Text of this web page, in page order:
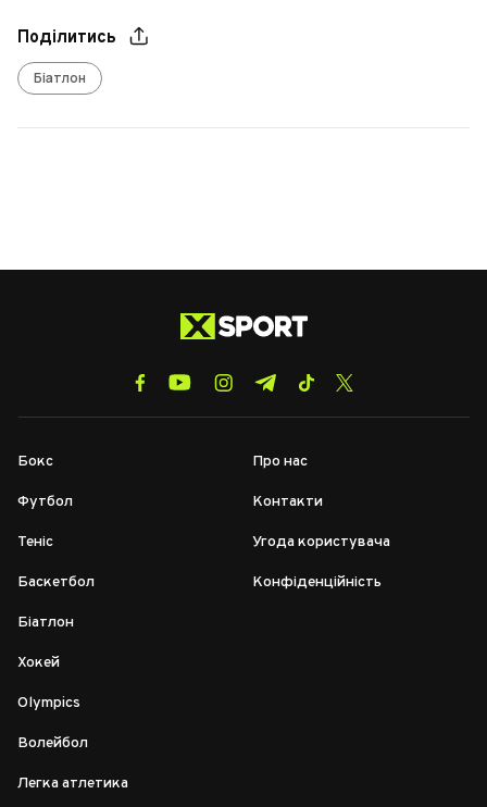
Поділитись
Біатлон
Бокс
Футбол
Теніс
Баскетбол
Біатлон
Хокей
Olympics
Волейбол
Легка атлетика
Про нас
Контакти
Угода користувача
Конфіденційність